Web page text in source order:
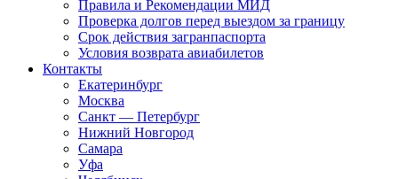
Правила и Рекомендации МИД
Проверка долгов перед выездом за границу
Срок действия загранпаспорта
Условия возврата авиабилетов
Контакты
Екатеринбург
Москва
Санкт — Петербург
Нижний Новгород
Самара
Уфа